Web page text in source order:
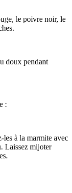
le poivre noir, le
doux pendant
:
les à la marmite avec
Laissez mijoter